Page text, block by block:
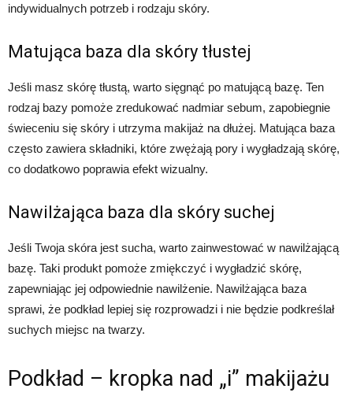
indywidualnych potrzeb i rodzaju skóry.
Matująca baza dla skóry tłustej
Jeśli masz skórę tłustą, warto sięgnąć po matującą bazę. Ten
rodzaj bazy pomoże zredukować nadmiar sebum, zapobiegnie
świeceniu się skóry i utrzyma makijaż na dłużej. Matująca baza
często zawiera składniki, które zwężają pory i wygładzają skórę,
co dodatkowo poprawia efekt wizualny.
Nawilżająca baza dla skóry suchej
Jeśli Twoja skóra jest sucha, warto zainwestować w nawilżającą
bazę. Taki produkt pomoże zmiękczyć i wygładzić skórę,
zapewniając jej odpowiednie nawilżenie. Nawilżająca baza
sprawi, że podkład lepiej się rozprowadzi i nie będzie podkreślał
suchych miejsc na twarzy.
Podkład – kropka nad „i” makijażu